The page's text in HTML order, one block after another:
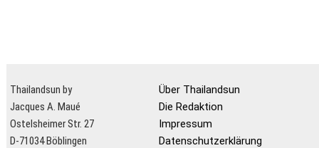
Thailandsun by
Jacques A. Maué
Ostelsheimer Str. 27
D-71034 Böblingen
Über Thailandsun
Die Redaktion
Impressum
Datenschutzerklärung